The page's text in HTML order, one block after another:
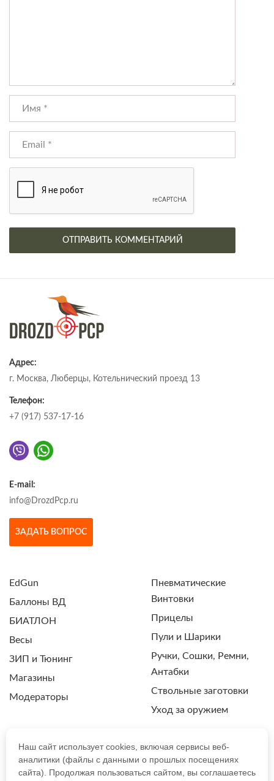
Адрес:
г. Москва, Люберцы, Котельнический проезд 13
Телефон:
+7 (917) 537-17-16
E-mail:
info@DrozdPcp.ru
ЗАДАТЬ ВОПРОС
EdGun
Баллоны ВД
БИАТЛОН
Весы
ЗИП и Тюнинг
Магазины
Модераторы
Пневматические
Винтовки
Прицелы
Пули и Шарики
Ручки, Сошки, Ремни,
Антабки
Ствольные заготовки
Уход за оружием
ПОЛИТИКА КОНФИДЕНЦИАЛЬНОСТИ
Наш сайт использует cookies, включая сервисы веб-
аналитики (файлы с данными о прошлых посещениях
сайта). Продолжая пользоваться сайтом, вы соглашаетесь